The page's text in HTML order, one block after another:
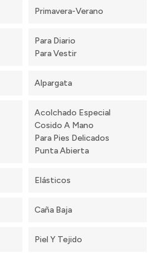
Primavera-Verano
Para Diario
Para Vestir
Alpargata
Acolchado Especial
Cosido A Mano
Para Pies Delicados
Punta Abierta
Elásticos
Caña Baja
Piel Y Tejido